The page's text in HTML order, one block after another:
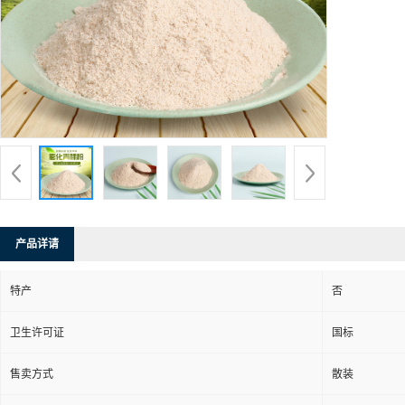
产品详请
特产 否
卫生许可证 国标
售卖方式 散装